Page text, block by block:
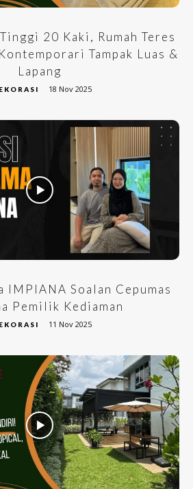
20 Kaki, Rumah Teres
Tampak Luas &
Lapang
18 Nov 2025
IMPIANA Soalan Cepumas
Pemilik Kediaman
11 Nov 2025